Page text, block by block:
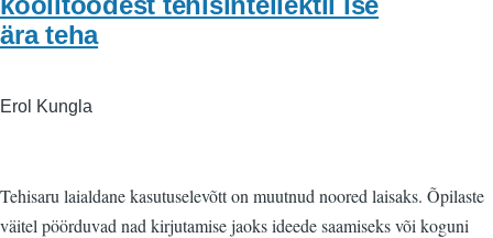
ära teha
Erol Kungla
Tehisaru laialdane kasutuselevõtt on muutnud noored laisaks. Õpilaste
väitel pöörduvad nad kirjutamise jaoks ideede saamiseks või koguni